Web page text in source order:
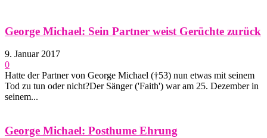
George Michael: Sein Partner weist Gerüchte zurück
9. Januar 2017
0
Hatte der Partner von George Michael (†53) nun etwas mit seinem
Tod zu tun oder nicht?Der Sänger ('Faith') war am 25. Dezember in
seinem...
George Michael: Posthume Ehrung